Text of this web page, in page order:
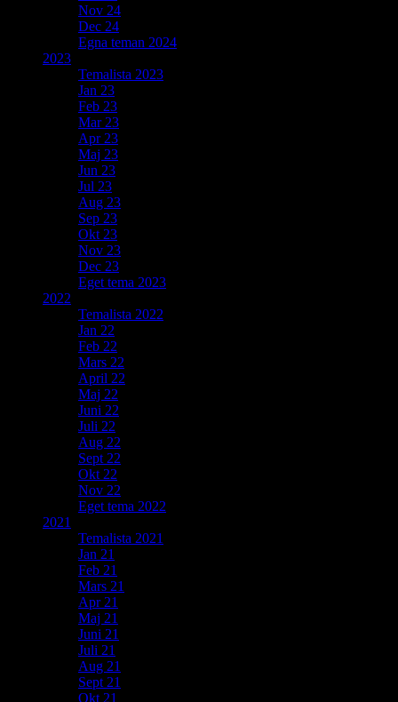
Nov 24
Dec 24
Egna teman 2024
2023
Temalista 2023
Jan 23
Feb 23
Mar 23
Apr 23
Maj 23
Jun 23
Jul 23
Aug 23
Sep 23
Okt 23
Nov 23
Dec 23
Eget tema 2023
2022
Temalista 2022
Jan 22
Feb 22
Mars 22
April 22
Maj 22
Juni 22
Juli 22
Aug 22
Sept 22
Okt 22
Nov 22
Eget tema 2022
2021
Temalista 2021
Jan 21
Feb 21
Mars 21
Apr 21
Maj 21
Juni 21
Juli 21
Aug 21
Sept 21
Okt 21